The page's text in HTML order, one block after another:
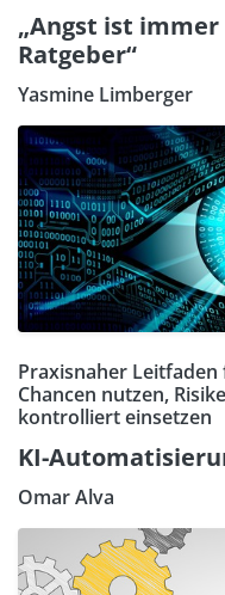
„Angst ist
Ratgeber“
Yasmine Limberger
Praxisnaher
Chancen nutzen,
kontrolliert einsetzen
KI-
Omar Alva